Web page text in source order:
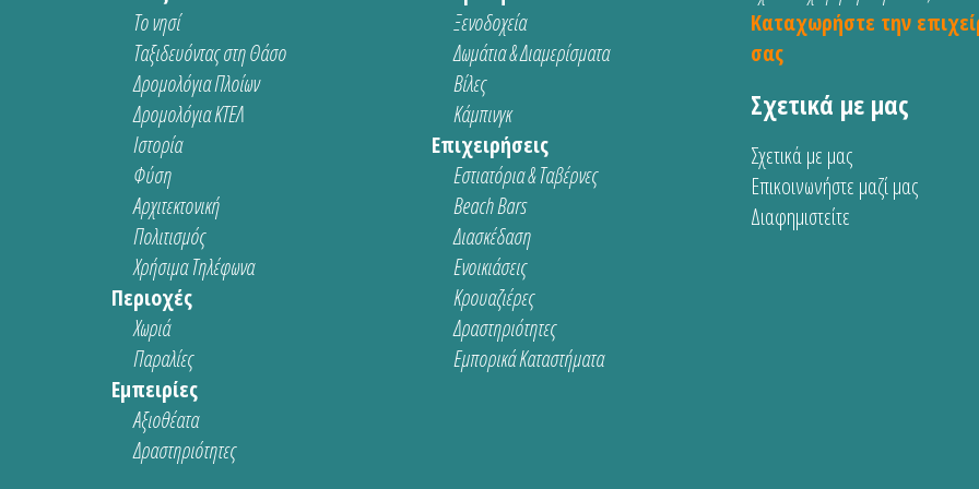
Το νησί
Ταξιδευόντας στη Θάσο
Δρομολόγια Πλοίων
Δρομολόγια ΚΤΕΛ
Ιστορία
Φύση
Αρχιτεκτονική
Πολιτισμός
Χρήσιμα Τηλέφωνα
Περιοχές
Χωριά
Παραλίες
Εμπειρίες
Αξιοθέατα
Δραστηριότητες
Ξενοδοχεία
Δωμάτια & Διαμερίσματα
Βίλες
Κάμπινγκ
Επιχειρήσεις
Εστιατόρια & Ταβέρνες
Beach Bars
Διασκέδαση
Ενοικιάσεις
Κρουαζιέρες
Δραστηριότητες
Εμπορικά Καταστήματα
Καταχωρήστε την
σας
Σχετικά με μας
Σχετικά με μας
Επικοινωνήστε μαζί μας
Διαφημιστείτε